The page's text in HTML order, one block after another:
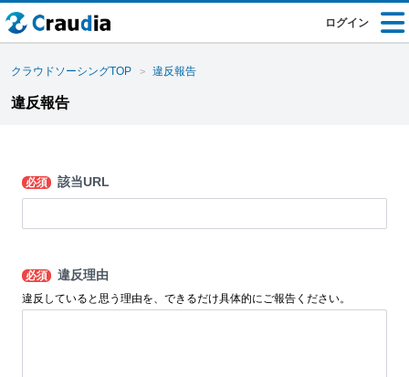
ログイン
クラウドソーシングTOP 違反報告
違反報告
必須 該当URL
必須 違反理由
違反していると思う理由を、できるだけ具体的にご報告ください。